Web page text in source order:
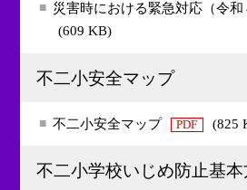
災害時における緊急対応（令和
(609 KB)
不二小安全マップ
不二小安全マップ PDF (825
不二小学校いじめ防止基